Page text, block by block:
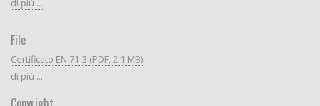
di più ...
File
Certificato EN 71-3 (PDF, 2.1 MB)
di più ...